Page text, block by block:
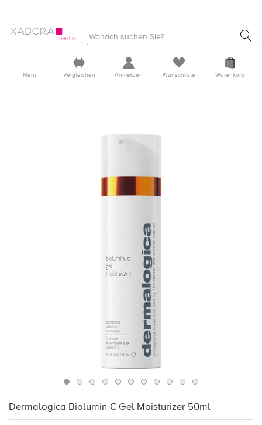
Menü Vergleichen Anmelden Wunschliste Warenkorb
Dermalogica Biolumin-C Gel Moisturizer 50ml